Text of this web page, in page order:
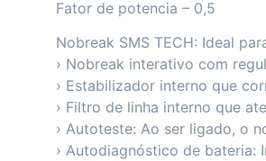
Fator de potencia – 0,5
Nobreak SMS TECH: Ideal
› Nobreak interativo com
› Estabilizador interno que
› Filtro de linha interno que
› Autoteste: Ao ser ligado, o
› Autodiagnóstico de bateria: